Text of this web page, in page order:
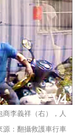
李義祥（右），人
源：翻攝救護車行車